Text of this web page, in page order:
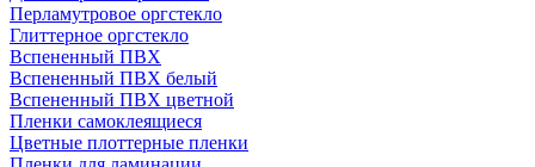
Перламутровое оргстекло
Глиттерное оргстекло
Вспененный ПВХ
Вспененный ПВХ белый
Вспененный ПВХ цветной
Пленки самоклеящиеся
Цветные плоттерные пленки